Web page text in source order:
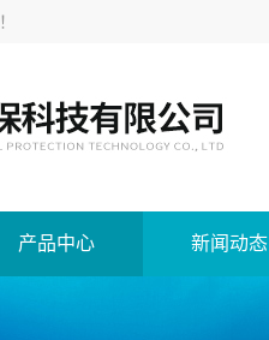
！
产品中心 新闻动态